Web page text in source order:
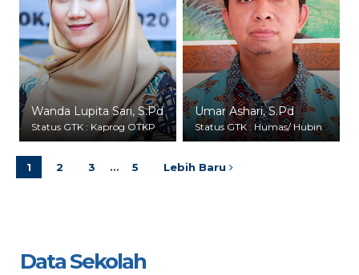
Wanda Lupita Sari, S.Pd
Status GTK : Kaprog OTKP
Umar Ashari, S.Pd
Status GTK : Humas/ Hubin
1 2 3 … 5 Lebih Baru
Data Sekolah